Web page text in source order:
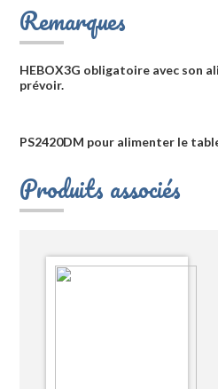
Remarques
HEBOX3G obligatoire avec son
prévoir.
PS2420DM pour alimenter le
Produits associés